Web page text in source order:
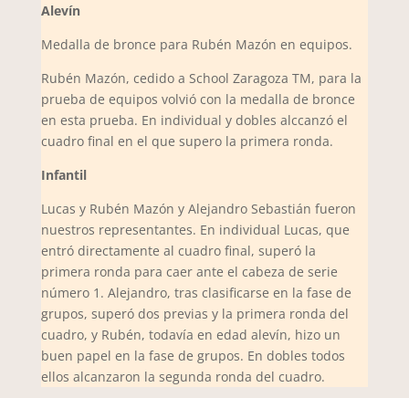
Alevín
Medalla de bronce para Rubén Mazón en equipos.
Rubén Mazón, cedido a School Zaragoza TM, para la
prueba de equipos volvió con la medalla de bronce
en esta prueba. En individual y dobles alccanzó el
cuadro final en el que supero la primera ronda.
Infantil
Lucas y Rubén Mazón y Alejandro Sebastián fueron
nuestros representantes. En individual Lucas, que
entró directamente al cuadro final, superó la
primera ronda para caer ante el cabeza de serie
número 1. Alejandro, tras clasificarse en la fase de
grupos, superó dos previas y la primera ronda del
cuadro, y Rubén, todavía en edad alevín, hizo un
buen papel en la fase de grupos. En dobles todos
ellos alcanzaron la segunda ronda del cuadro.